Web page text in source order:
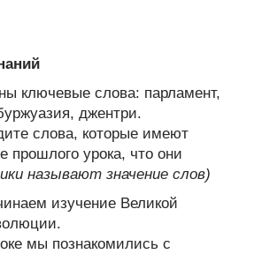
ключевые слова: парламент,
джентри.
слова, которые имеют
прошлого урока, что они
называют значение слов)
изучение Великой
мы познакомились с